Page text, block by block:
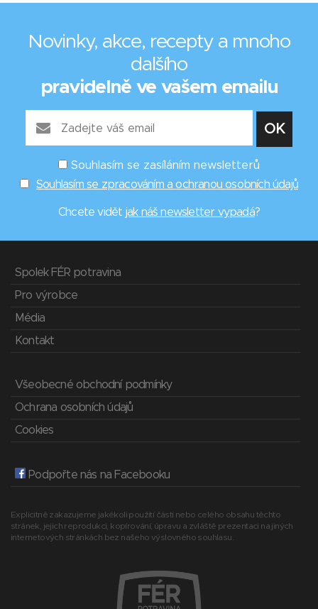
Novinky, akce, recepty a mnoho
dalšího
pravidelně ve vašem emailu
Souhlasím se zasíláním newsletterů
Souhlasím se zpracováním a ochranou osobních údajů
Chcete vidět jak náš newsletter vypadá?
Spolek FÉR potravina
Pro výrobce
Média
Kontakt
Všeobecné obchodní podmínky
Ochrana osobních údajů
Cookies
Podpořte nás na Facebooku
Explicitně zakazujeme jakékoli použití části nebo celého obsahu těchto
stránek, jejich reprodukci, kopírování, úpravu a zvláště prezentaci na jiných
internetových stránkách bez našeho výslovného souhlasu.